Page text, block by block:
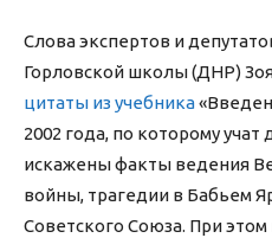
Слова экспертов и
Горловской школы (ДНР)
цитаты из учебника
2002 года, по которому учат
искажены факты ведения
войны, трагедии в Бабьем
Советского Союза. При этом